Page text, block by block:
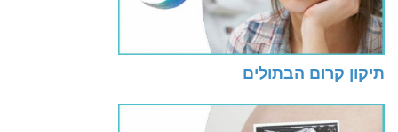
תיקון קרום הבתולים